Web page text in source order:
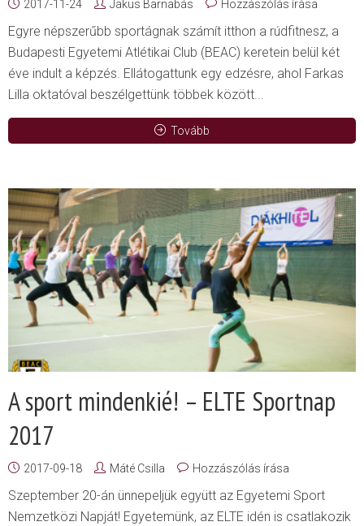
2017-11-24 Jakus Barnabás Hozzászólás írása
Egyre népszerűbb sportágnak számít itthon a rúdfitnesz, a
Budapesti Egyetemi Atlétikai Club (BEAC) keretein belül két
éve indult a képzés. Ellátogattunk egy edzésre, ahol Farkas
Lilla oktatóval beszélgettünk többek között...
Tovább
A sport mindenkié! – ELTE Sportnap
2017
2017-09-18 Máté Csilla Hozzászólás írása
Szeptember 20-án ünnepeljük együtt az Egyetemi Sport
Nemzetközi Napját! Egyetemünk, az ELTE idén is csatlakozik